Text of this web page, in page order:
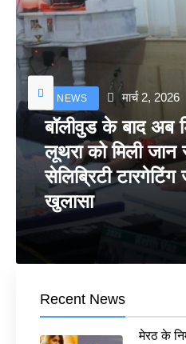
NEWS मार्च 2, 2026
बॉलीवुड के बाद अब
लूथरा को मिली
सेलिब्रिटी
खुलासा
Recent News
मेरठ के